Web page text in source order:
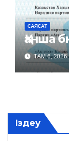
САЯСАТ
Қанша
ТАМ 6, 2026
Іздеу